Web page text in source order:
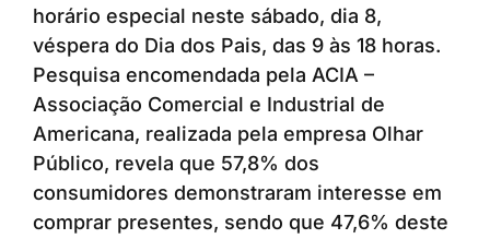
horário especial neste sábado, dia 8,
véspera do Dia dos Pais, das 9 às 18 horas.
Pesquisa encomendada pela ACIA –
Associação Comercial e Industrial de
Americana, realizada pela empresa Olhar
Público, revela que 57,8% dos
consumidores demonstraram interesse em
comprar presentes, sendo que 47,6% deste